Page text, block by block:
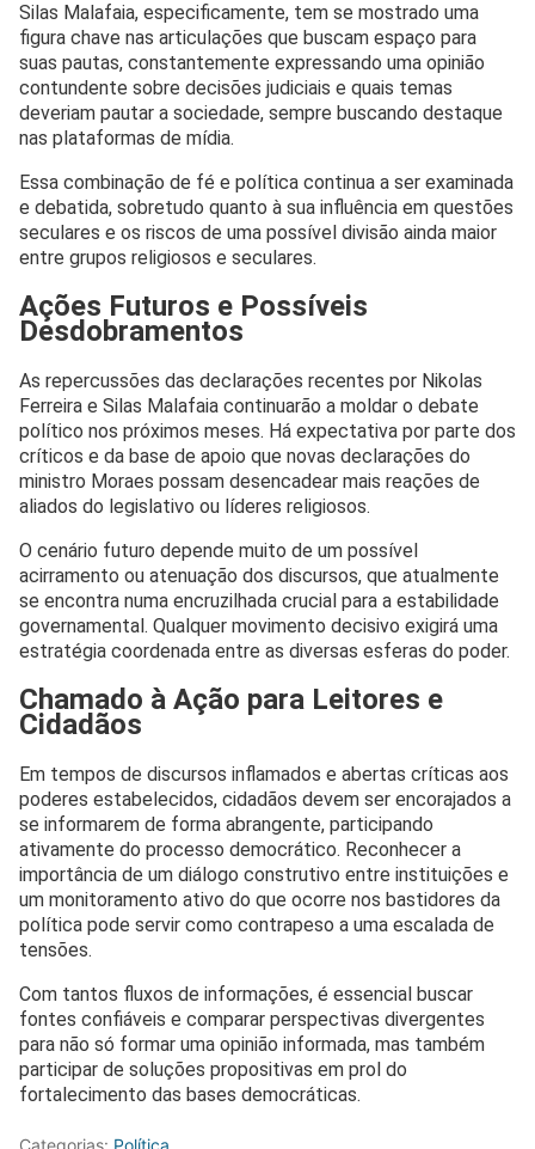
Silas Malafaia, especificamente, tem se mostrado uma
figura chave nas articulações que buscam espaço para
suas pautas, constantemente expressando uma opinião
contundente sobre decisões judiciais e quais temas
deveriam pautar a sociedade, sempre buscando destaque
nas plataformas de mídia.
Essa combinação de fé e política continua a ser examinada
e debatida, sobretudo quanto à sua influência em questões
seculares e os riscos de uma possível divisão ainda maior
entre grupos religiosos e seculares.
Ações Futuros e Possíveis
Desdobramentos
As repercussões das declarações recentes por Nikolas
Ferreira e Silas Malafaia continuarão a moldar o debate
político nos próximos meses. Há expectativa por parte dos
críticos e da base de apoio que novas declarações do
ministro Moraes possam desencadear mais reações de
aliados do legislativo ou líderes religiosos.
O cenário futuro depende muito de um possível
acirramento ou atenuação dos discursos, que atualmente
se encontra numa encruzilhada crucial para a estabilidade
governamental. Qualquer movimento decisivo exigirá uma
estratégia coordenada entre as diversas esferas do poder.
Chamado à Ação para Leitores e
Cidadãos
Em tempos de discursos inflamados e abertas críticas aos
poderes estabelecidos, cidadãos devem ser encorajados a
se informarem de forma abrangente, participando
ativamente do processo democrático. Reconhecer a
importância de um diálogo construtivo entre instituições e
um monitoramento ativo do que ocorre nos bastidores da
política pode servir como contrapeso a uma escalada de
tensões.
Com tantos fluxos de informações, é essencial buscar
fontes confiáveis e comparar perspectivas divergentes
para não só formar uma opinião informada, mas também
participar de soluções propositivas em prol do
fortalecimento das bases democráticas.
Categorias: Política